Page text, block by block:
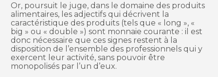
Or, poursuit le juge, dans le domaine des produits
alimentaires, les adjectifs qui décrivent la
caractéristique des produits (tels que « long », «
big » ou « double ») sont monnaie courante : il est
donc nécessaire que ces signes restent à la
disposition de l’ensemble des professionnels qui y
exercent leur activité, sans pouvoir être
monopolisés par l’un d’eux.